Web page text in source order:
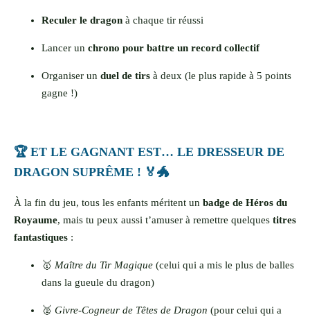
Reculer le dragon à chaque tir réussi
Lancer un chrono pour battre un record collectif
Organiser un duel de tirs à deux (le plus rapide à 5 points
gagne !)
🏆 ET LE GAGNANT EST… LE DRESSEUR DE
DRAGON SUPRÊME ! 🏅🐲
À la fin du jeu, tous les enfants méritent un badge de Héros du
Royaume, mais tu peux aussi t’amuser à remettre quelques titres
fantastiques :
🥇 Maître du Tir Magique (celui qui a mis le plus de balles
dans la gueule du dragon)
🥈 Givre-Cogneur de Têtes de Dragon (pour celui qui a